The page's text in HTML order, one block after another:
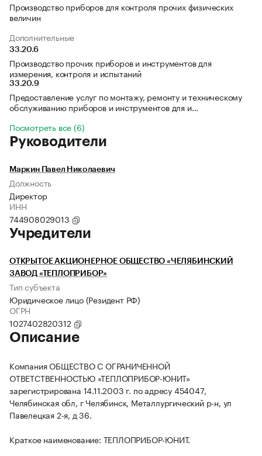
Производство приборов для контроля прочих физических
величин
Дополнительные
33.20.6
Производство прочих приборов и инструментов для
измерения, контроля и испытаний
33.20.9
Предоставление услуг по монтажу, ремонту и техническому
обслуживанию приборов и инструментов для и…
Посмотреть все (6)
Руководители
Маркин Павел Николаевич
Должность
Директор
ИНН
744908029013
Учредители
ОТКРЫТОЕ АКЦИОНЕРНОЕ ОБЩЕСТВО «ЧЕЛЯБИНСКИЙ
ЗАВОД «ТЕПЛОПРИБОР»
Тип субъекта
Юридическое лицо (Резидент РФ)
ОГРН
1027402820312
Описание
Компания ОБЩЕСТВО С ОГРАНИЧЕННОЙ
ОТВЕТСТВЕННОСТЬЮ «ТЕПЛОПРИБОР-ЮНИТ»
зарегистрирована 14.11.2003 г. по адресу 454047,
Челябинская обл, г Челябинск, Металлургический р-н, ул
Павелецкая 2-я, д 36.
Краткое наименование: ТЕПЛОПРИБОР-ЮНИТ.